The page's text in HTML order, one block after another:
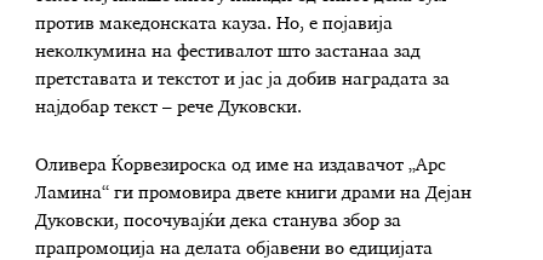
против македонската кауза. Но, е појавија
неколкумина на фестивалот што застанаа зад
претставата и текстот и јас ја добив наградата за
најдобар текст – рече Дуковски.
Оливера Ќорвезироска од име на издавачот „Арс
Ламина“ ги промовира двете книги драми на Дејан
Дуковски, посочувајќи дека станува збор за
прапромоција на делата објавени во едицијата